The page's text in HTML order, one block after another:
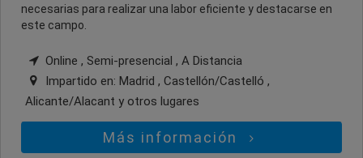
necesarias para realizar una labor eficiente y destacarse en
este campo.
Online , Semi-presencial , A Distancia
Impartido en: Madrid , Castellón/Castelló ,
Alicante/Alacant y otros lugares
Más información